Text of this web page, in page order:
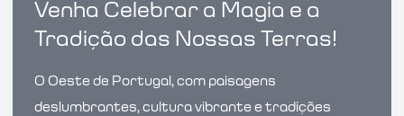
Venha Celebrar a Magia e a
Tradição das Nossas Terras!
O Oeste de Portugal, com paisagens
deslumbrantes, cultura vibrante e tradições